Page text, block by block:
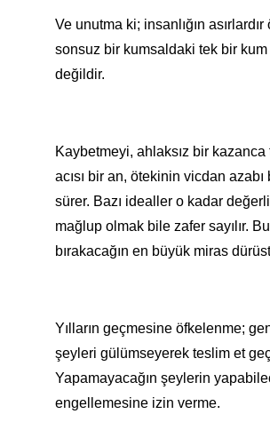
Ve unutma ki; insanlığın
sonsuz bir kumsaldaki tek bir
değildir.
Kaybetmeyi, ahlaksız bir
acısı bir an, ötekinin vicdan
sürer. Bazı idealler o kadar
mağlup olmak bile zafer sayılır.
bırakacağın en büyük miras
Yılların geçmesine öfkelenme;
şeyleri gülümseyerek teslim et
Yapamayacağın şeylerin
engellemesine izin verme.